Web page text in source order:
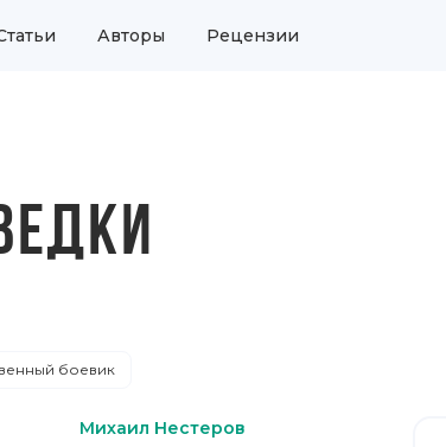
Авторы Рецензии
боевик
Михаил Нестеров